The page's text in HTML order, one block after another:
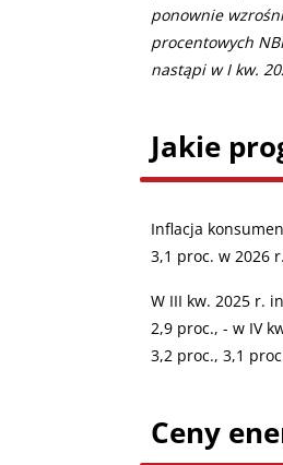
ponownie
procentowych
nastąpi w I kw.
Jakie
Inflacja
3,1 proc. w 2026
W III kw. 2025 r.
2,9 proc., - w IV
3,2 proc., 3,1
Ceny